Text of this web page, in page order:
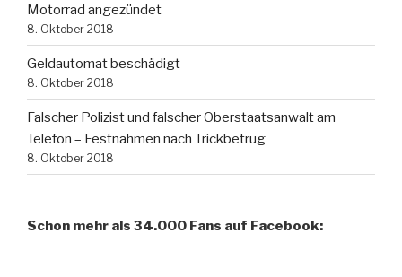
Motorrad angezündet
8. Oktober 2018
Geldautomat beschädigt
8. Oktober 2018
Falscher Polizist und falscher Oberstaatsanwalt am
Telefon – Festnahmen nach Trickbetrug
8. Oktober 2018
Schon mehr als 34.000 Fans auf Facebook: